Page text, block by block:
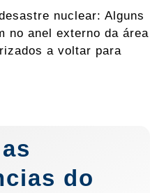
nuclear: Alguns
no anel externo da área
a voltar para
do